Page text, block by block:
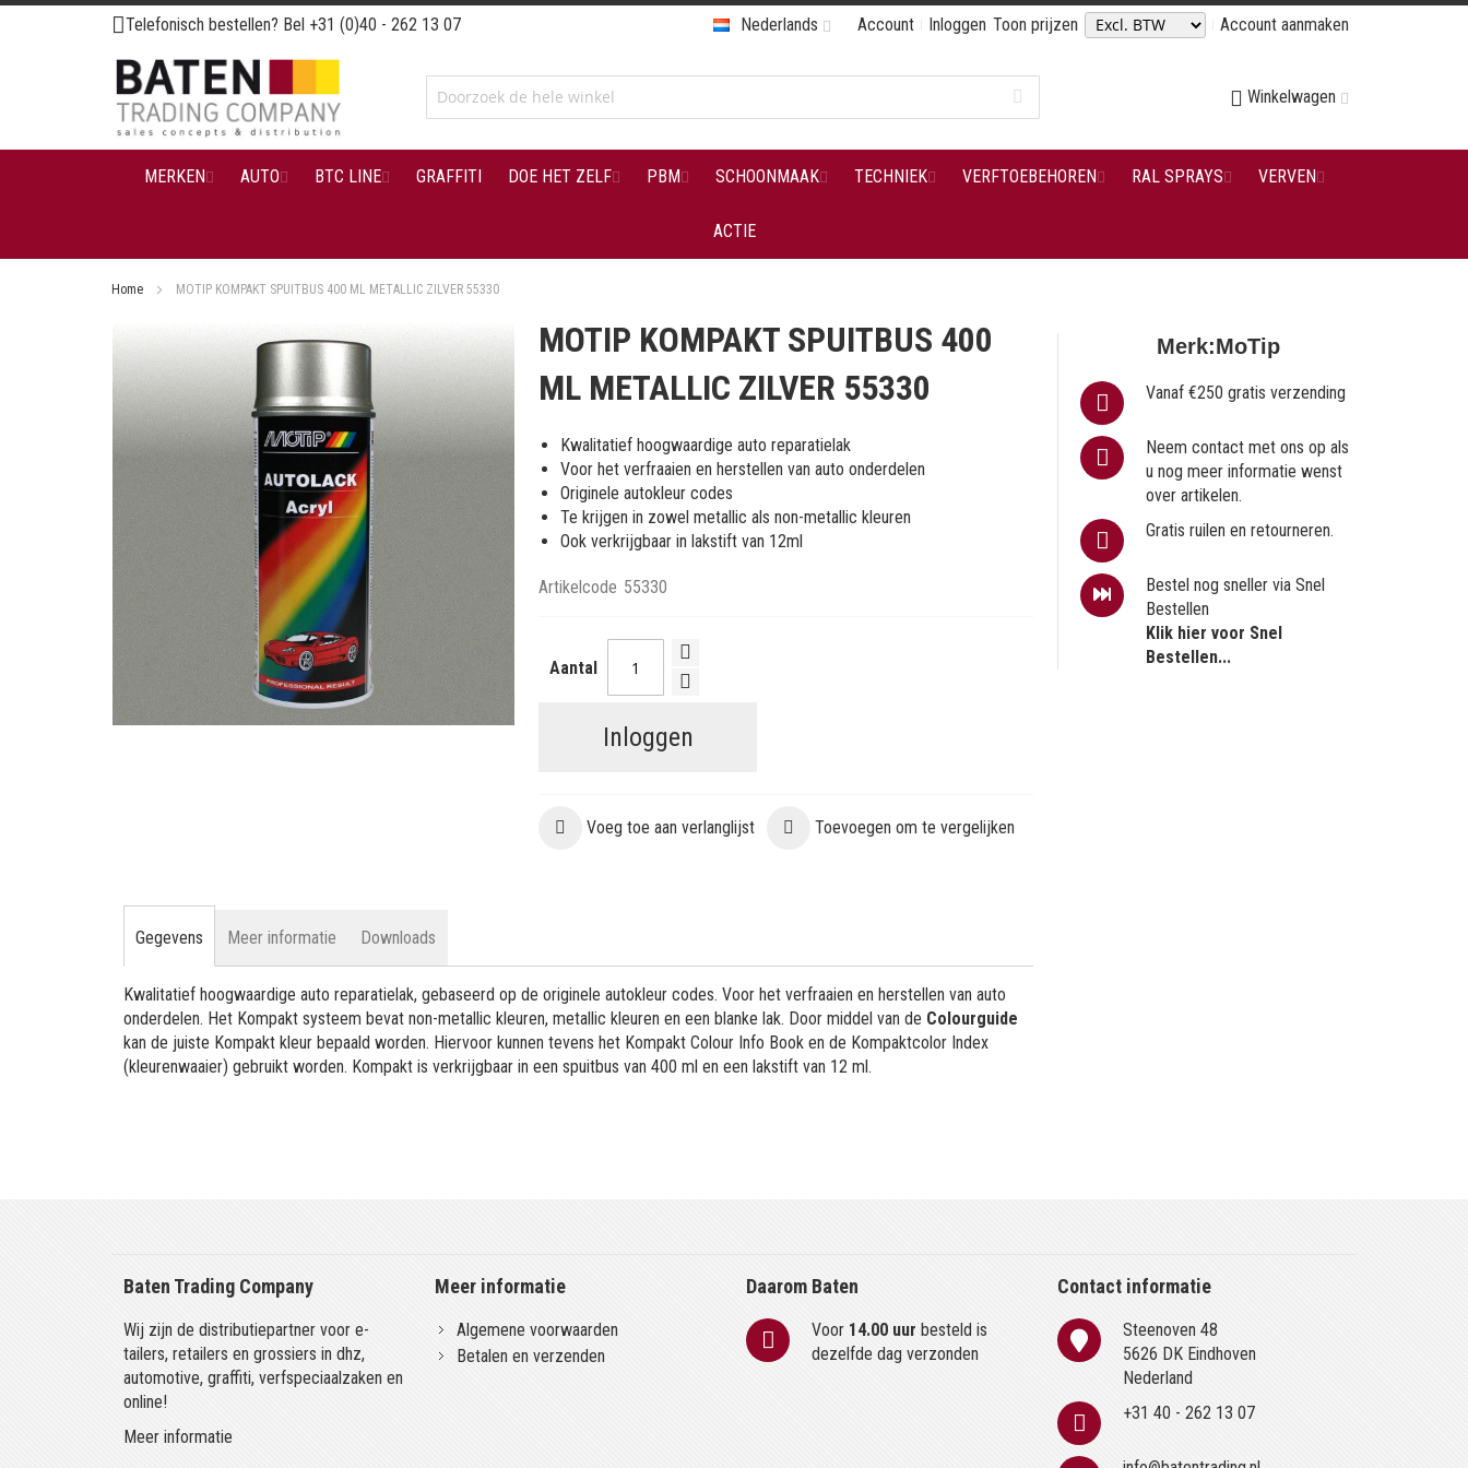
Ga
naar
de
inhoud
Telefonisch bestellen? Bel +31 (0)40 - 262 13 07 Account Inloggen Toon prijzen Account aanmaken
Nederlands
Winkelwagen
MERKEN AUTO BTC LINE GRAFFITI DOE HET ZELF PBM SCHOONMAAK TECHNIEK VERFTOEBEHOREN RAL SPRAYS VERVEN
ACTIE
Home MOTIP KOMPAKT SPUITBUS 400 ML METALLIC ZILVER 55330
de
gallerij
gallerij
MOTIP KOMPAKT SPUITBUS 400
ML METALLIC ZILVER 55330
Kwalitatief hoogwaardige auto reparatielak
Voor het verfraaien en herstellen van auto onderdelen
Originele autokleur codes
Te krijgen in zowel metallic als non-metallic kleuren
Ook verkrijgbaar in lakstift van 12ml
Artikelcode 55330
Aantal
Inloggen
Voeg toe aan verlanglijst Toevoegen om te vergelijken
Merk:MoTip
Vanaf €250 gratis verzending
Neem contact met ons op als
u nog meer informatie wenst
over artikelen.
Gratis ruilen en retourneren.
Bestel nog sneller via Snel
Bestellen
Klik hier voor Snel
Bestellen...
Gegevens
Kwalitatief hoogwaardige auto reparatielak, gebaseerd op de originele autokleur codes. Voor het verfraaien en herstellen van auto
onderdelen. Het Kompakt systeem bevat non-metallic kleuren, metallic kleuren en een blanke lak. Door middel van de Colourguide
kan de juiste Kompakt kleur bepaald worden. Hiervoor kunnen tevens het Kompakt Colour Info Book en de Kompaktcolor Index
(kleurenwaaier) gebruikt worden. Kompakt is verkrijgbaar in een spuitbus van 400 ml en een lakstift van 12 ml.
Meer informatie Downloads
Baten Trading Company
Wij zijn de distributiepartner voor e-
tailers, retailers en grossiers in dhz,
automotive, graffiti, verfspeciaalzaken en
online!
Meer informatie
Meer informatie
Algemene voorwaarden
Betalen en verzenden
Daarom Baten
Voor 14.00 uur besteld is
dezelfde dag verzonden
Contact informatie
Steenoven 48
5626 DK Eindhoven
Nederland
+31 40 - 262 13 07